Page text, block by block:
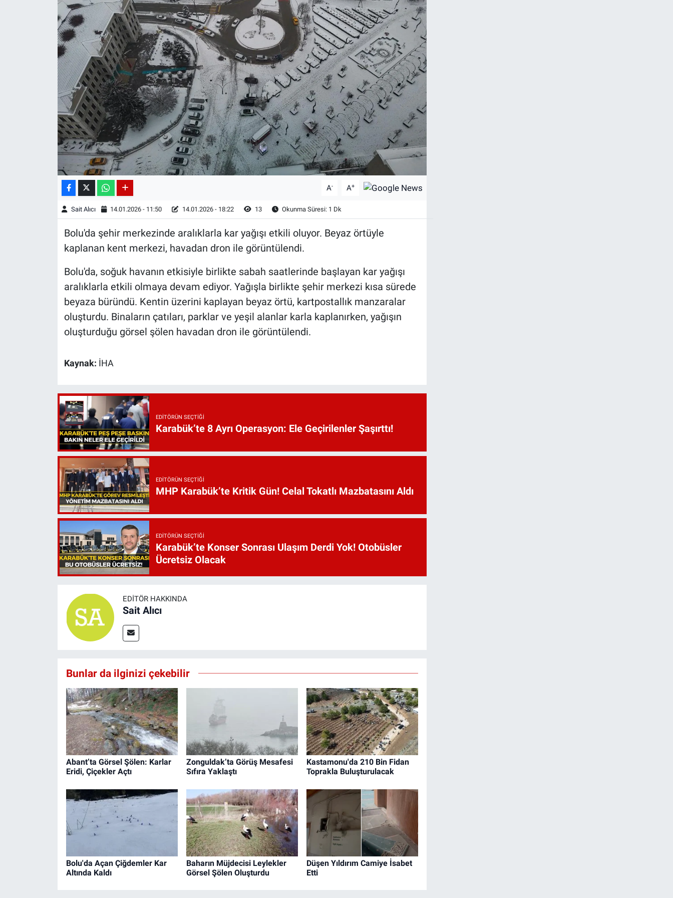
A- A+
Sait Alıcı 14.01.2026 - 11:50 14.01.2026 - 18:22 13 Okunma Süresi: 1 Dk
Bolu'da şehir merkezinde aralıklarla kar yağışı etkili oluyor. Beyaz örtüyle
kaplanan kent merkezi, havadan dron ile görüntülendi.
Bolu'da, soğuk havanın etkisiyle birlikte sabah saatlerinde başlayan kar yağışı
aralıklarla etkili olmaya devam ediyor. Yağışla birlikte şehir merkezi kısa sürede
beyaza büründü. Kentin üzerini kaplayan beyaz örtü, kartpostallık manzaralar
oluşturdu. Binaların çatıları, parklar ve yeşil alanlar karla kaplanırken, yağışın
oluşturduğu görsel şölen havadan dron ile görüntülendi.
Kaynak: İHA
EDITÖRÜN SEÇTIĞI
Karabük’te 8 Ayrı Operasyon: Ele Geçirilenler Şaşırttı!
EDITÖRÜN SEÇTIĞI
MHP Karabük’te Kritik Gün! Celal Tokatlı Mazbatasını Aldı
EDITÖRÜN SEÇTIĞI
Karabük’te Konser Sonrası Ulaşım Derdi Yok! Otobüsler
Ücretsiz Olacak
EDITÖR HAKKINDA
Sait Alıcı
Bunlar da ilginizi çekebilir
Abant’ta Görsel Şölen: Karlar
Eridi, Çiçekler Açtı
Zonguldak’ta Görüş Mesafesi
Sıfıra Yaklaştı
Kastamonu'da 210 Bin Fidan
Toprakla Buluşturulacak
Bolu'da Açan Çiğdemler Kar
Altında Kaldı
Baharın Müjdecisi Leylekler
Görsel Şölen Oluşturdu
Düşen Yıldırım Camiye İsabet
Etti